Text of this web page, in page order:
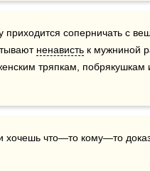
приходится соперничать с
ненависть к мужниной
тряпкам, побрякушкам
хочешь что—то кому—то